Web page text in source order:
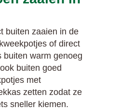
buiten zaaien in de
of direct
buiten warm genoeg
buiten goed
met
zetten zodat ze
sneller kiemen.